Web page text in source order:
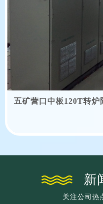
五矿营口中板120T转炉
新
关注公司热